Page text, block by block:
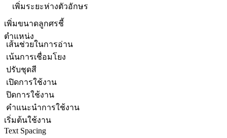
เพิ่มระยะห่างตัวอักษร
เพิ่มขนาดลูกศรชี้
ตำแหน่ง
เส้นช่วยในการอ่าน
เน้นการเชื่อมโยง
ปรับชุดสี
เปิดการใช้งาน
ปิดการใช้งาน
คำแนะนำการใช้งาน
เริ่มต้นใช้งาน
Text Spacing